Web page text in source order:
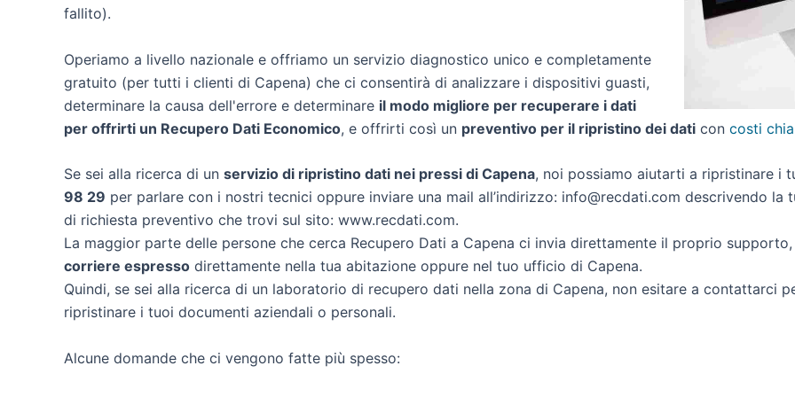
fallito).
Operiamo a livello nazionale e offriamo un servizio diagnostico unico e completamente
gratuito (per tutti i clienti di Capena) che ci consentirà di analizzare i dispositivi guasti,
determinare la causa dell'errore e determinare il modo migliore per recuperare i dati
per offrirti un Recupero Dati Economico, e offrirti così un preventivo per il ripristino dei dati con costi
Se sei alla ricerca di un servizio di ripristino dati nei pressi di Capena, noi possiamo aiutarti a ripristinare i
98 29 per parlare con i nostri tecnici oppure inviare una mail all’indirizzo: info@recdati.com descrivendo
di richiesta preventivo che trovi sul sito: www.recdati.com.
La maggior parte delle persone che cerca Recupero Dati a Capena ci invia direttamente il proprio
corriere espresso direttamente nella tua abitazione oppure nel tuo ufficio di Capena.
Quindi, se sei alla ricerca di un laboratorio di recupero dati nella zona di Capena, non esitare a contattarci
ripristinare i tuoi documenti aziendali o personali.
Alcune domande che ci vengono fatte più spesso: